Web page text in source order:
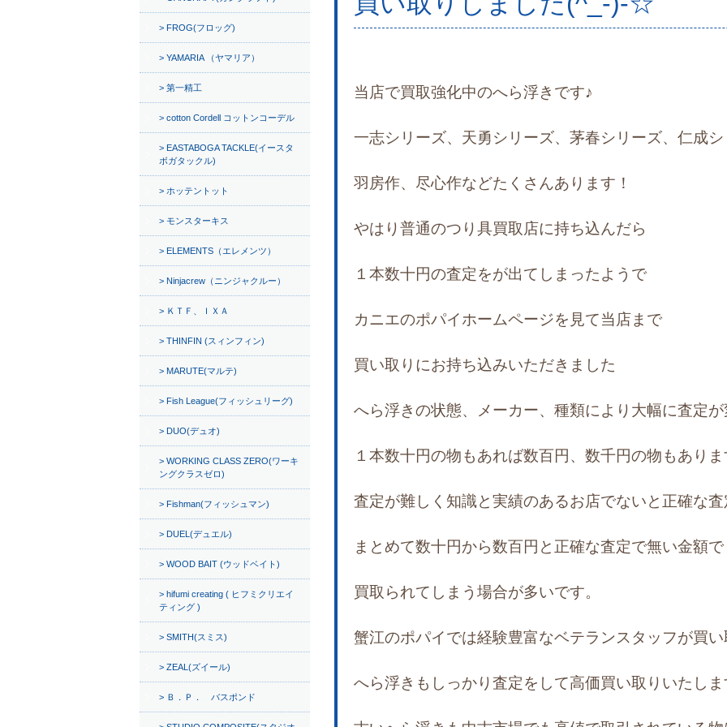
当店で買取強化中のへら浮きです♪
一志シリーズ、天勇シリーズ、茅春シリーズ、仁成
羽房作、尽心作などたくさんあります！
やはり普通のつり具買取店に持ち込んだら
１本数十円の査定をが出てしまったようで
カニエのポパイホームページを見て当店まで
買い取りにお持ち込みいただきました
へら浮きの状態、メーカー、種類により大幅に査定
１本数十円の物もあれば数百円、数千円の物もあり
査定が難しく 知識と実績のあるお店でないと正確な
まとめて数十円から数百円と正確な査定で無い金額で
買取られてしまう場合が多いです。
蟹江のポパイでは経験豊富なベテランスタッフが買
へら浮きもしっかり査定をして高価買い取りいたしま
FROG(フロッグ)
YAMARIA （ヤマリア）
第一精工
cotton Cordell コットンコーデル
EASTABOGA TACKLE(イースタ
ボガタックル)
ホッテントット
モンスターキス
ELEMENTS（エレメンツ）
Ninjacrew（ニンジャクルー）
ＫＴＦ、ＩＸＡ
THINFIN (スィンフィン)
MARUTE(マルテ)
Fish League(フィッシュリーグ)
DUO(デュオ)
WORKING CLASS ZERO(ワーキ
ングクラスゼロ)
Fishman(フィッシュマン)
DUEL(デュエル)
WOOD BAIT (ウッドベイト)
hifumi creating ( ヒフミクリエイ
ティング )
SMITH(スミス)
ZEAL(ズイール)
Ｂ．Ｐ． バスポンド